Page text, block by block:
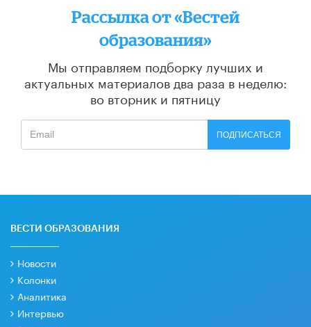
Рассылка от «Вестей
образования»
Мы отправляем подборку лучших и
актуальных материалов два раза в неделю:
во вторник и пятницу
ПОДПИСАТЬСЯ
ВЕСТИ ОБРАЗОВАНИЯ
Новости
Колонки
Аналитика
Интервью